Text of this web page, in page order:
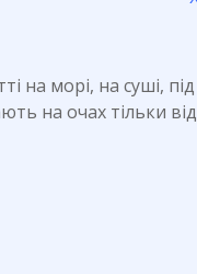
на морі, на суші,
на очах тільки від